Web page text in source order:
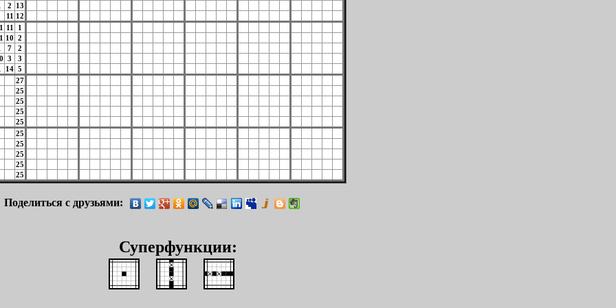
2
13
11 12
11
1
10 2
7
2
3
3
14 5
27
25
25
25
25
25
25
25
25
25
Поделиться с друзьями:
Суперфункции: